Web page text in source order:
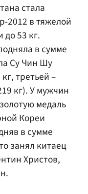
стала
2012 в тяжелой
до 53 кг.
в сумме
Су Чин Шу
третьей –
кг). У мужчин
медаль
Кореи
в сумме
занял китаец
Христов,